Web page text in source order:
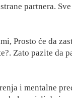
partnera.
Prosto će da
Zato pazite da
i mentalne